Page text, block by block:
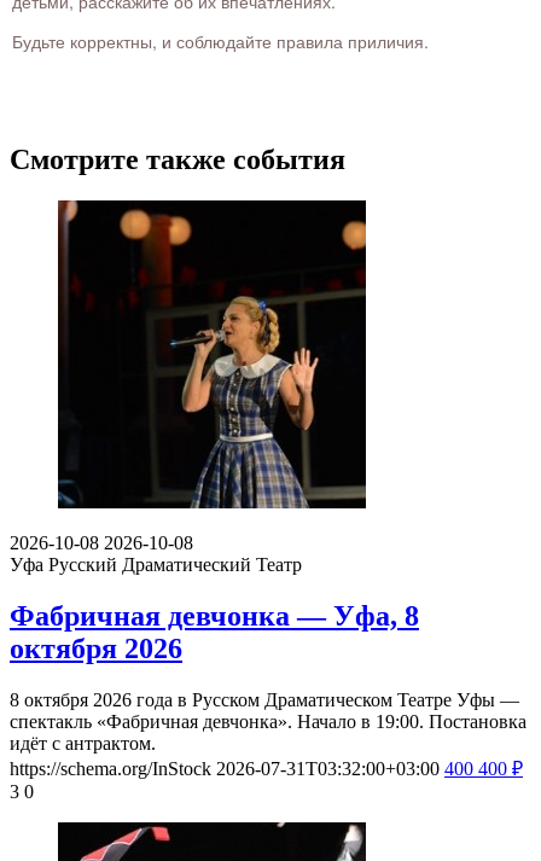
Будьте корректны, и соблюдайте правила приличия.
Смотрите также события
2026-10-08 2026-10-08
Уфа Русский Драматический Театр
Фабричная девчонка — Уфа, 8
октября 2026
8 октября 2026 года в Русском Драматическом Театре Уфы —
спектакль «Фабричная девчонка». Начало в 19:00. Постановка
идёт с антрактом.
https://schema.org/InStock 2026-07-31T03:32:00+03:00 400 400 ₽
3 0